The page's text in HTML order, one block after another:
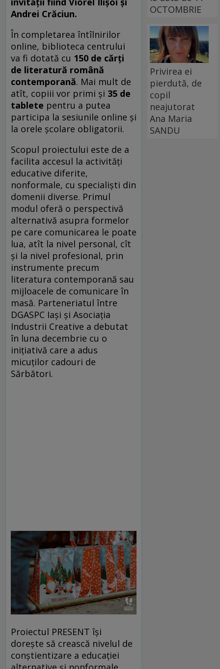
Andrei Crăciun.
În completarea întîlnirilor
online, biblioteca centrului
va fi dotată cu 150 de cărţi
de literatură română
contemporană. Mai mult de
atît, copiii vor primi și 35 de
tablete pentru a putea
participa la sesiunile online și
la orele școlare obligatorii.
Scopul proiectului este de a
facilita accesul la activități
educative diferite,
nonformale, cu specialiști din
domenii diverse. Primul
modul oferă o perspectivă
alternativă asupra formelor
pe care comunicarea le poate
lua, atît la nivel personal, cît
și la nivel profesional, prin
instrumente precum
literatura contemporană sau
mijloacele de comunicare în
masă. Parteneriatul între
DGASPC Iași și Asociația
Industrii Creative a debutat
în luna decembrie cu o
inițiativă care a adus
micuților cadouri de
Sărbători.
Proiectul PRESENT își
dorește să crească nivelul de
conștientizare a educaţiei
OCTOMBRIE
Privirea ei
pierdută, de
copil
neajutorat
Ana Maria
SANDU